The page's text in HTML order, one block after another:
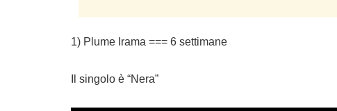
1) Plume Irama === 6 settimane
Il singolo è “Nera”